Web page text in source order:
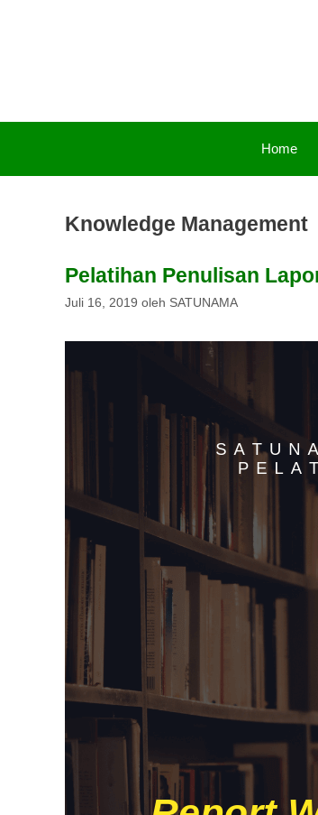
Home
Knowledge Management
Pelatihan Penulisan
Juli 16, 2019 oleh SATUNAMA